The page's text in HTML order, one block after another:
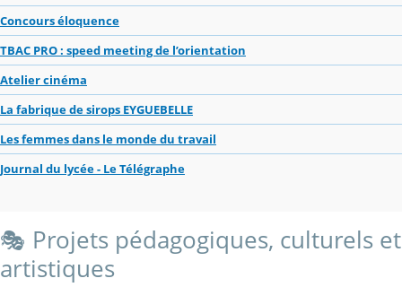
Concours éloquence
TBAC PRO : speed meeting de l’orientation
Atelier cinéma
La fabrique de sirops EYGUEBELLE
Les femmes dans le monde du travail
Journal du lycée - Le Télégraphe
🎭 Projets pédagogiques, culturels et
artistiques